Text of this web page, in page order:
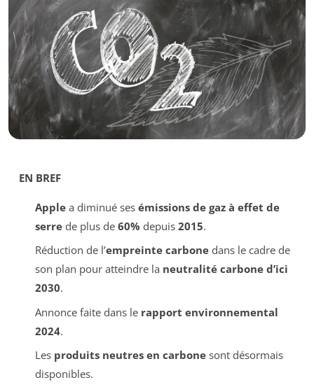
EN BREF
Applea diminué ses émissions de gaz à effet de
serrede plus de 60% depuis 2015.
Réduction de l’empreinte carbonedans le cadre de
son plan pour atteindre la neutralité carbone d’ici
2030.
Annonce faite dans le rapport environnemental
2024.
Les produits neutres en carbonesont désormais
disponibles.